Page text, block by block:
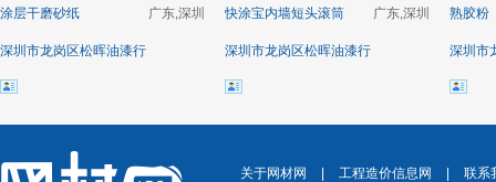
广东,深圳
涂层干磨砂纸
深圳市龙岗区松晖油漆行
广东,深圳
快涂宝内墙短头滚筒
深圳市龙岗区松晖油漆行
熟胶粉
深圳市
关于网材网 工程造价信息网
联系